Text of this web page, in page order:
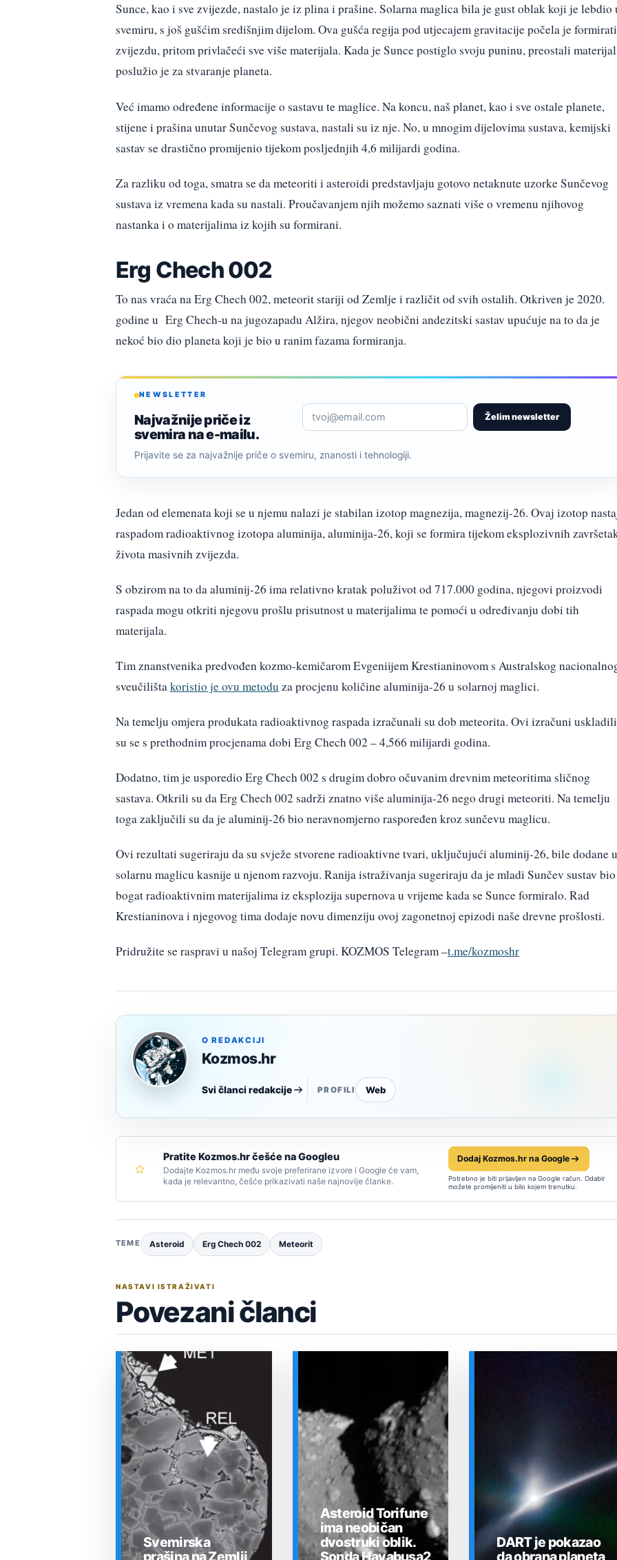
Sunce, kao i sve zvijezde, nastalo je iz plina i prašine. Solarna maglica bila je gust oblak koji je lebdio
svemiru, s još gušćim središnjim dijelom. Ova gušća regija pod utjecajem gravitacije počela je formirati
zvijezdu, pritom privlačeći sve više materijala. Kada je Sunce postiglo svoju puninu, preostali materijal
poslužio je za stvaranje planeta.
Već imamo određene informacije o sastavu te maglice. Na koncu, naš planet, kao i sve ostale planete,
stijene i prašina unutar Sunčevog sustava, nastali su iz nje. No, u mnogim dijelovima sustava, kemijski
sastav se drastično promijenio tijekom posljednjih 4,6 milijardi godina.
Za razliku od toga, smatra se da meteoriti i asteroidi predstavljaju gotovo netaknute uzorke Sunčevog
sustava iz vremena kada su nastali. Proučavanjem njih možemo saznati više o vremenu njihovog
nastanka i o materijalima iz kojih su formirani.
Erg Chech 002
To nas vraća na Erg Chech 002, meteorit stariji od Zemlje i različit od svih ostalih. Otkriven je 2020.
godine u Erg Chech-u na jugozapadu Alžira, njegov neobični andezitski sastav upućuje na to da je
nekoć bio dio planeta koji je bio u ranim fazama formiranja.
NEWSLETTER
Najvažnije priče iz
svemira na e-mailu.
Želim newsletter
Prijavite se za najvažnije priče o svemiru, znanosti i tehnologiji.
Jedan od elemenata koji se u njemu nalazi je stabilan izotop magnezija, magnezij-26. Ovaj izotop
raspadom radioaktivnog izotopa aluminija, aluminija-26, koji se formira tijekom eksplozivnih
života masivnih zvijezda.
S obzirom na to da aluminij-26 ima relativno kratak poluživot od 717.000 godina, njegovi proizvodi
raspada mogu otkriti njegovu prošlu prisutnost u materijalima te pomoći u određivanju dobi tih
materijala.
Tim znanstvenika predvođen kozmo-kemičarom Evgeniijem Krestianinovom s Australskog
sveučilištakoristio je ovu metodu za procjenu količine aluminija-26 u solarnoj maglici.
Na temelju omjera produkata radioaktivnog raspada izračunali su dob meteorita. Ovi izračuni uskladili
su se s prethodnim procjenama dobi Erg Chech 002 – 4,566 milijardi godina.
Dodatno, tim je usporedio Erg Chech 002 s drugim dobro očuvanim drevnim meteoritima sličnog
sastava. Otkrili su da Erg Chech 002 sadrži znatno više aluminija-26 nego drugi meteoriti. Na temelju
toga zaključili su da je aluminij-26 bio neravnomjerno raspoređen kroz sunčevu maglicu.
Ovi rezultati sugeriraju da su svježe stvorene radioaktivne tvari, uključujući aluminij-26, bile dodane u
solarnu maglicu kasnije u njenom razvoju. Ranija istraživanja sugeriraju da je mladi Sunčev sustav bio
bogat radioaktivnim materijalima iz eksplozija supernova u vrijeme kada se Sunce formiralo. Rad
Krestianinova i njegovog tima dodaje novu dimenziju ovoj zagonetnoj epizodi naše drevne prošlosti.
Pridružite se raspravi u našoj Telegram grupi. KOZMOS Telegram –t.me/kozmoshr
O REDAKCIJI
Kozmos.hr
Svi članci redakcije PROFILI Web
Pratite Kozmos.hr češće na Googleu
Dodajte Kozmos.hr među svoje preferirane izvore i Google će vam,
kada je relevantno, češće prikazivati naše najnovije članke.
Dodaj Kozmos.hr na Google
Potrebno je biti prijavljen na Google račun. Odabir
možete promijeniti u bilo kojem trenutku.
TEME Asteroid Erg Chech 002 Meteorit
NASTAVI ISTRAŽIVATI
Povezani članci
Svemirska
Asteroid Torifune
ima neobičan
dvostruki oblik.
DART je pokazao